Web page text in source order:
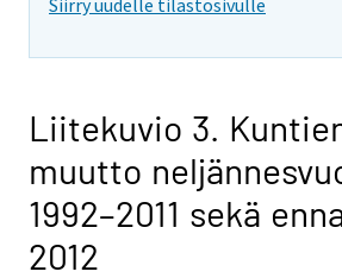
Liitekuvio 3.
muutto
1992–2011 sekä
2012